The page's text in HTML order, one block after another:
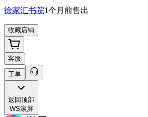
徐家汇书院1个月前售出
收藏店铺
客服
工单
返回顶部
WS滚屏